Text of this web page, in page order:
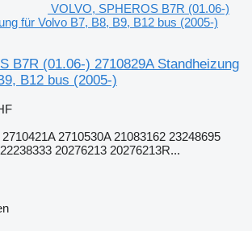
VOLVO, SPHEROS B7R (01.06-)
für Volvo B7, B8, B9, B12 bus (2005-)
B7R (01.06-) 2710829A Standheizung
B12 bus (2005-)
2710530A 21083162 23248695
20276213 20276213R...